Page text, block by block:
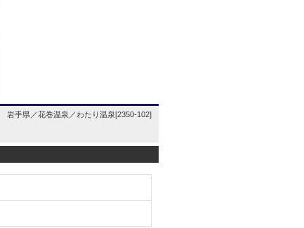
岩手県／花巻温泉／わたり温泉[2350-102]